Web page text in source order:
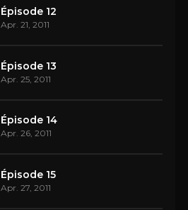
Épisode 12
Apr. 21, 2011
Épisode 13
Apr. 25, 2011
Épisode 14
Apr. 26, 2011
Épisode 15
Apr. 27, 2011